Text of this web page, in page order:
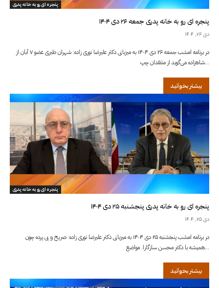
پنجره ای رو به خانه پدری
پنجره ای رو به خانه پدری جمعه ۲۶ دی ۱۴۰۴
دی ۲۶, ۱۴۰۴
در برنامه امشب جمعه ۲۶ دی ۱۴۰۴ به میزبانی دکتر علیرضا نوری زاده: شهران طبری عضو ۷ آبان از
شاهزاده می‌گوید از منتقدان چپ...
بیشتر بخوانید
پنجره ای رو به خانه پدری
پنجره ای رو به خانه پدری پنجشنبه ۲۵ دی ۱۴۰۴
دی ۲۵, ۱۴۰۴
در برنامه امشب پنجشنبه ۲۵ دی ۱۴۰۴ به میزبانی دکتر علیرضا نوری زاده: صریح و بی پرده چون
همیشه با دکتر محسن سازگارا. مواضع...
بیشتر بخوانید